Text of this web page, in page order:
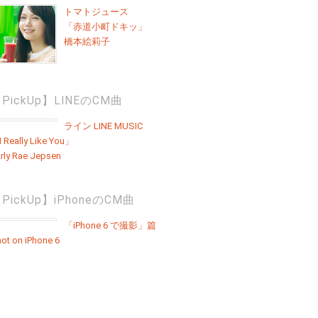
トマトジュース
「赤道小町ドキッ」
橋本絵莉子
PickUp】LINEのCM曲
ライン LINE MUSIC
I Really Like You」
Rae Jepsen
PickUp】iPhoneのCM曲
「iPhone 6 で撮影」篇
on iPhone 6